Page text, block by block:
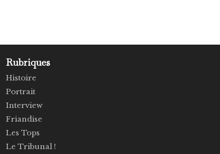
Rubriques
Histoire
Portrait
Interview
Friandise
Les Tops
Le Tribunal !